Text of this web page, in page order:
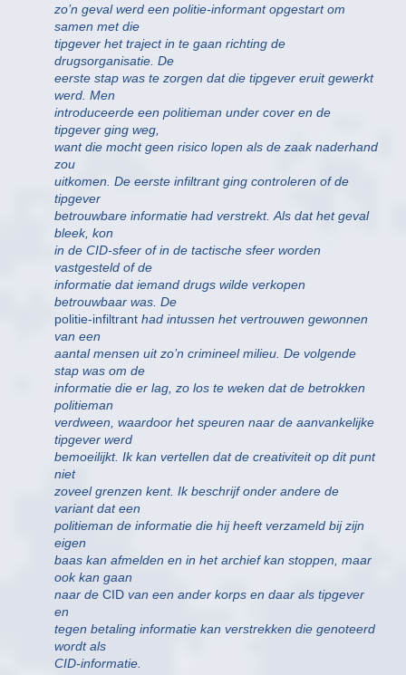
zo’n geval werd een politie-informant opgestart om
samen met die
tipgever het traject in te gaan richting de
drugsorganisatie. De
eerste stap was te zorgen dat die tipgever eruit gewerkt
werd. Men
introduceerde een politieman under cover en de
tipgever ging weg,
want die mocht geen risico lopen als de zaak naderhand
zou
uitkomen. De eerste infiltrant ging controleren of de
tipgever
betrouwbare informatie had verstrekt. Als dat het geval
bleek, kon
in de CID-sfeer of in de tactische sfeer worden
vastgesteld of de
informatie dat iemand drugs wilde verkopen
betrouwbaar was. De
politie-infiltrant had intussen het vertrouwen gewonnen
van een
aantal mensen uit zo’n crimineel milieu. De volgende
stap was om de
informatie die er lag, zo los te weken dat de betrokken
politieman
verdween, waardoor het speuren naar de aanvankelijke
tipgever werd
bemoeilijkt. Ik kan vertellen dat de creativiteit op dit punt
niet
zoveel grenzen kent. Ik beschrijf onder andere de
variant dat een
politieman de informatie die hij heeft verzameld bij zijn
eigen
baas kan afmelden en in het archief kan stoppen, maar
ook kan gaan
naar de CID van een ander korps en daar als tipgever
en
tegen betaling informatie kan verstrekken die genoteerd
wordt als
CID-informatie.